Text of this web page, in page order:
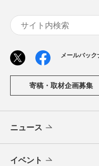
メールバッ
寄稿・取材企画募集
ニュース
イベント